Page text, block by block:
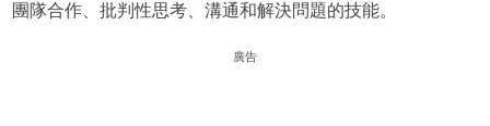
團隊合作、批判性思考、溝通和解決問題的技能。
廣告